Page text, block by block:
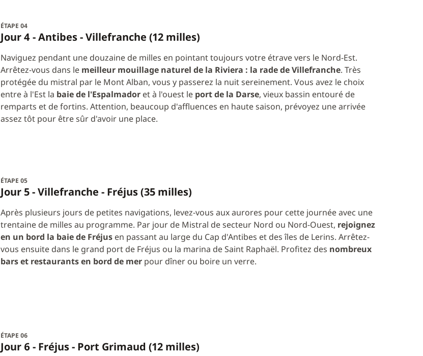
ÉTAPE 04
Jour 4 - Antibes - Villefranche (12 milles)
Naviguez pendant une douzaine de milles en pointant toujours votre étrave vers le Nord-Est.
Arrêtez-vous dans le meilleur mouillage naturel de la Riviera : la rade de Villefranche. Très
protégée du mistral par le Mont Alban, vous y passerez la nuit sereinement. Vous avez le choix
entre à l'Est la baie de l'Espalmador et à l'ouest le port de la Darse, vieux bassin entouré de
remparts et de fortins. Attention, beaucoup d'affluences en haute saison, prévoyez une arrivée
assez tôt pour être sûr d'avoir une place.
ÉTAPE 05
Jour 5 - Villefranche - Fréjus (35 milles)
Après plusieurs jours de petites navigations, levez-vous aux aurores pour cette journée avec une
trentaine de milles au programme. Par jour de Mistral de secteur Nord ou Nord-Ouest, rejoignez
en un bord la baie de Fréjus en passant au large du Cap d'Antibes et des îles de Lerins. Arrêtez-
vous ensuite dans le grand port de Fréjus ou la marina de Saint Raphaël. Profitez des nombreux
bars et restaurants en bord de mer pour dîner ou boire un verre.
ÉTAPE 06
Jour 6 - Fréjus - Port Grimaud (12 milles)